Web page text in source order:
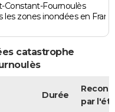
Constant-Fournoulès
zones inondées en
catastrophe
Durée
par